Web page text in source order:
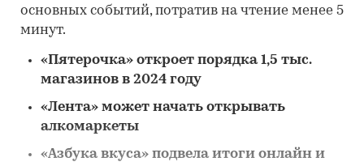
основных событий, потратив на чтение менее 5
минут.
«Пятерочка» откроет порядка 1,5 тыс.
магазинов в 2024 году
«Лента» может начать открывать
алкомаркеты
«Азбука вкуса» подвела итоги онлайн и